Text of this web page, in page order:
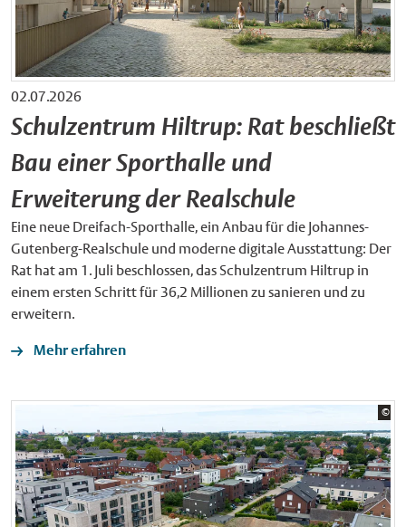
02.07.2026
Schulzentrum Hiltrup: Rat beschließt
Bau einer Sporthalle und
Erweiterung der Realschule
Eine neue Dreifach-Sporthalle, ein Anbau für die Johannes-
Gutenberg-Realschule und moderne digitale Ausstattung: Der
Rat hat am 1. Juli beschlossen, das Schulzentrum Hiltrup in
einem ersten Schritt für 36,2 Millionen zu sanieren und zu
erweitern.
Mehr erfahren
©